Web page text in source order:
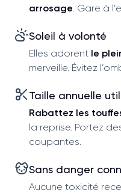
arrosage . Gare à
Soleil à volonté
Elles adorent le
merveille. Évitez
Taille annuelle
Rabattez les
la reprise. Portez
coupantes.
Sans danger
Aucune toxicité